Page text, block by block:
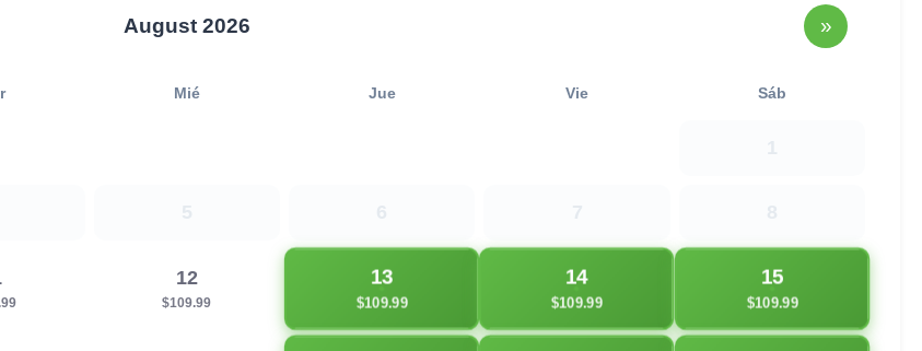
August 2026 »
Mié Jue Vie Sáb
12
$109.99
13
$109.99
14
$109.99
15
$109.99